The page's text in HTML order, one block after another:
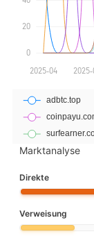
Marktanalyse
Direkte
Verweisung